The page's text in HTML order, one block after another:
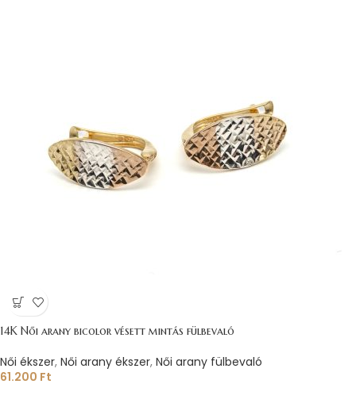
14K Női arany bicolor vésett mintás fülbevaló
Női ékszer, Női arany ékszer, Női arany fülbevaló
61.200 Ft